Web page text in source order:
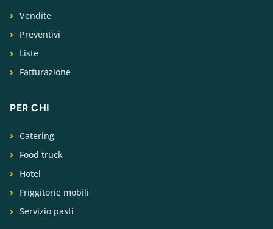
Vendite
Preventivi
Liste
Fatturazione
PER CHI
Catering
Food truck
Hotel
Friggitorie mobili
Servizio pasti